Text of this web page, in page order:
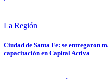
La Región
Ciudad de Santa Fe: se entregaron
capacitación en Capital Activa